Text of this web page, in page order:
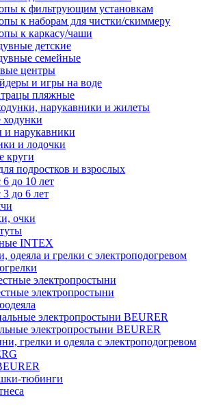
к фильтрующим установкам
к наборам для чистки/скиммеру
к каркасу/чаши
детские
семейные
центры
и игры на воде
пляжные
нарукавники и жилеты
и нарукавники
и лодочки
круги
подростков и взрослых
6 до 10 лет
3 до 6 лет
очки
INTEX
одеяла и грелки с электроподогревом
электропростыни
электропростыни
электропростыни BEURER
электропростыни BEURER
грелки и одеяла с электроподогревом
тюбинги